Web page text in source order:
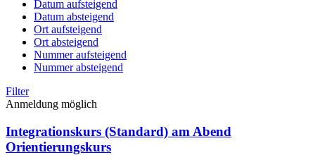
Datum aufsteigend
Datum absteigend
Ort aufsteigend
Ort absteigend
Nummer aufsteigend
Nummer absteigend
Filter
Anmeldung möglich
Integrationskurs (Standard) am Abend
Orientierungskurs